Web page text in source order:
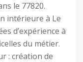
le 77820.
intérieure à Le
d’expérience à
du métier.
: création de